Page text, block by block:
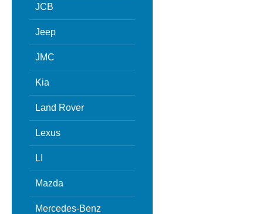
JCB
Jeep
JMC
Kia
Land Rover
Lexus
LI
Mazda
Mercedes-Benz